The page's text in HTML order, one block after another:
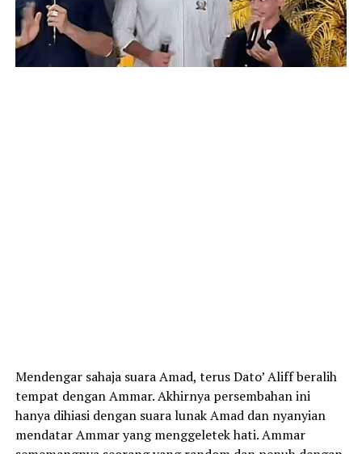
Mendengar sahaja suara Amad, terus Dato’ Aliff beralih
tempat dengan Ammar. Akhirnya persembahan ini
hanya dihiasi dengan suara lunak Amad dan nyanyian
mendatar Ammar yang menggeletek hati. Ammar